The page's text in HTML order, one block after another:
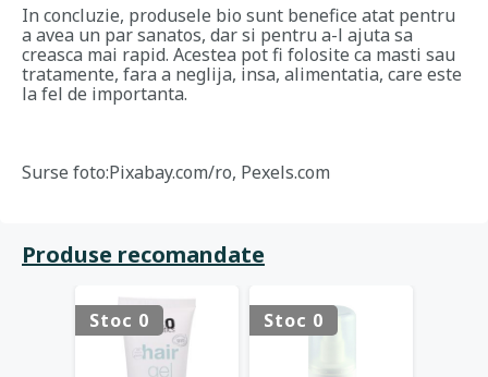
In concluzie, produsele bio sunt benefice atat pentru
a avea un par sanatos, dar si pentru a-l ajuta sa
creasca mai rapid. Acestea pot fi folosite ca masti sau
tratamente, fara a neglija, insa, alimentatia, care este
la fel de importanta.
Surse foto:Pixabay.com/ro, Pexels.com
Produse recomandate
Stoc 0 Stoc 0